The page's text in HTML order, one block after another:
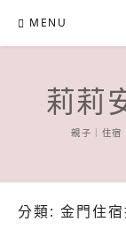
content
MENU
莉莉
親子｜住宿
分類: 金門住